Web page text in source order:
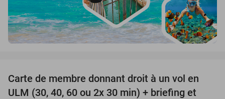
40%
Carte de membre donnant droit à un vol en
ULM (30, 40, 60 ou 2x 30 min) + briefing et